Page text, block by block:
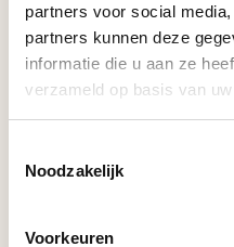
partners voor social
partners kunnen deze
informatie die u aan ze
verzameld op basis van
Noodzakelijk
Voorkeuren
Vorige pagina